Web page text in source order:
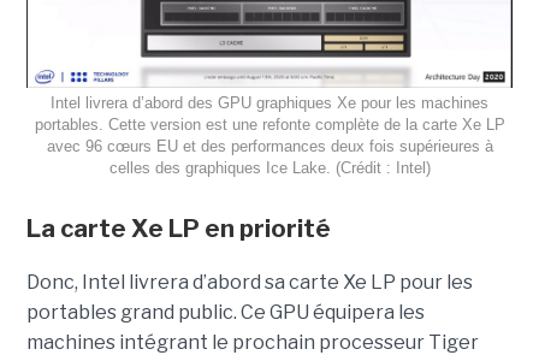
Intel livrera d’abord des GPU graphiques Xe pour les machines
portables. Cette version est une refonte complète de la carte Xe LP
avec 96 cœurs EU et des performances deux fois supérieures à
celles des graphiques Ice Lake. (Crédit : Intel)
La carte Xe LP en priorité
Donc, Intel livrera d’abord sa carte Xe LP pour les
portables grand public. Ce GPU équipera les
machines intégrant le prochain processeur Tiger